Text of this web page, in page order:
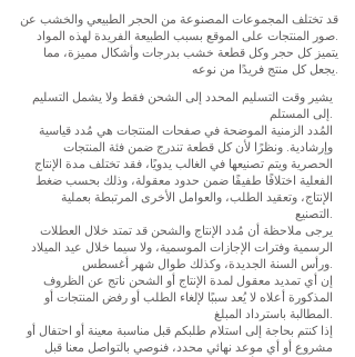
قد تختلف المجموعات المصنوعة من الحجر الطبيعي والخشب عن
صور المنتجات على الموقع بسبب الطبيعة الفريدة لهذه المواد.
يتميز كل حجر وكل قطعة خشب بدرجات وأشكال مميزة، مما
يجعل كل منتج فريدًا من نوعه.
يشير وقت التسليم المحدد إلى الشحن فقط ولا يشمل التسليم
إلى المستلم.
المُدد الزمنية الموضحة في صفحات المنتجات هي مُدد قياسية
وإرشادية. ونظرًا لأن كل قطعة تندرج ضمن فئة المنتجات
الحصرية ويتم تصنيعها في الغالب يدويًا، فقد تختلف مدة الإنتاج
الفعلية اختلافًا طفيفًا ضمن حدود معقولة، وذلك بحسب ضغط
الإنتاج، وتعقيد الطلب، والعوامل الأخرى المرتبطة بعملية
التصنيع.
يرجى ملاحظة أن مُدد الإنتاج والشحن قد تمتد خلال العطلات
الرسمية وفترات الإجازات الموسمية، ولا سيما خلال عيد الميلاد
ورأس السنة الجديدة، وكذلك طوال شهر أغسطس.
إن أي تمديد معقول لمدة الإنتاج أو الشحن ناتج عن الظروف
المذكورة أعلاه لا يُعد سببًا لإلغاء الطلب أو رفض المنتجات أو
المطالبة باسترداد المبلغ.
إذا كنتم بحاجة إلى استلام طلبكم قبل مناسبة معينة أو احتفال أو
مشروع أو أي موعد نهائي محدد، فنوصي بالتواصل معنا قبل